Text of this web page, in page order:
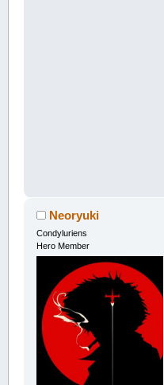
Neoryuki
Condyluriens
Hero Member